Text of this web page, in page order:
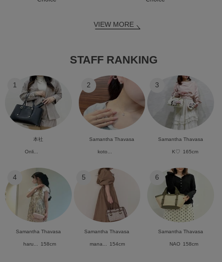
VIEW MORE
STAFF RANKING
1
本社
Onli...
2
Samantha Thavasa
koto...
3
Samantha Thavasa
K♡ 165cm
4
Samantha Thavasa
haru... 158cm
5
Samantha Thavasa
mana... 154cm
6
Samantha Thavasa
NAO 158cm